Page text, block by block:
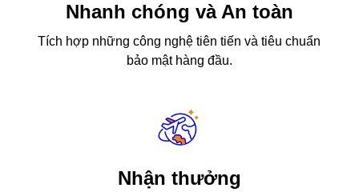
Nhanh chóng và An toàn
Tích hợp những công nghệ tiên tiến và tiêu chuẩn
bảo mật hàng đầu.
Nhận thưởng